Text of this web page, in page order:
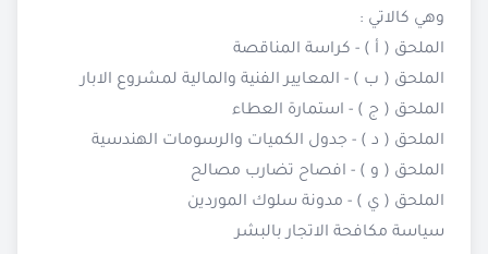
وهي كالاتي :
الملحق ( أ ) - كراسة المناقصة
الملحق ( ب ) - المعايير الفنية والمالية لمشروع الابار
الملحق ( ج ) - استمارة العطاء
الملحق ( د ) - جدول الكميات والرسومات الهندسية
الملحق ( و ) - افصاح تضارب مصالح
الملحق ( ي ) - مدونة سلوك الموردين
سياسة مكافحة الاتجار بالبشر